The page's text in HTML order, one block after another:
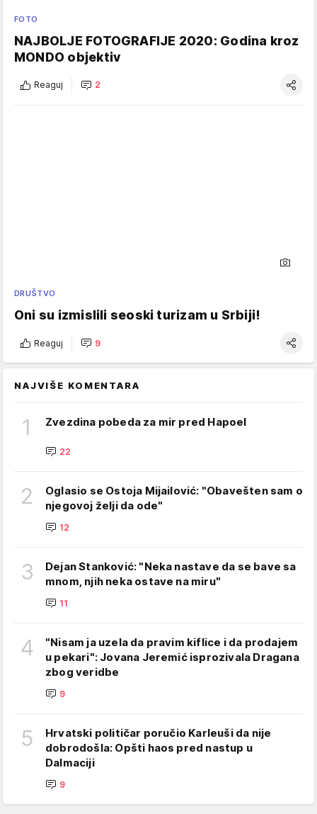
FOTO
NAJBOLJE FOTOGRAFIJE 2020: Godina kroz
MONDO objektiv
Reaguj 2
DRUŠTVO
Oni su izmislili seoski turizam u Srbiji!
Reaguj 9
NAJVIŠE KOMENTARA
1 Zvezdina pobeda za mir pred Hapoel
22
2
Oglasio se Ostoja Mijailović: "Obavešten sam o
njegovoj želji da ode"
12
3
Dejan Stanković: "Neka nastave da se bave sa
mnom, njih neka ostave na miru"
11
4
"Nisam ja uzela da pravim kiflice i da prodajem
u pekari": Jovana Jeremić isprozivala Dragana
zbog veridbe
9
5
Hrvatski političar poručio Karleuši da nije
dobrodošla: Opšti haos pred nastup u
Dalmaciji
9